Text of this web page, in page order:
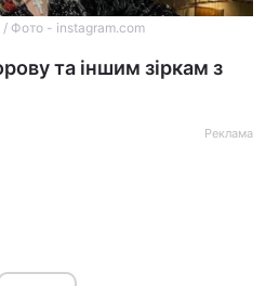
/ Фото - instagram.com
та іншим зіркам з
Реклама